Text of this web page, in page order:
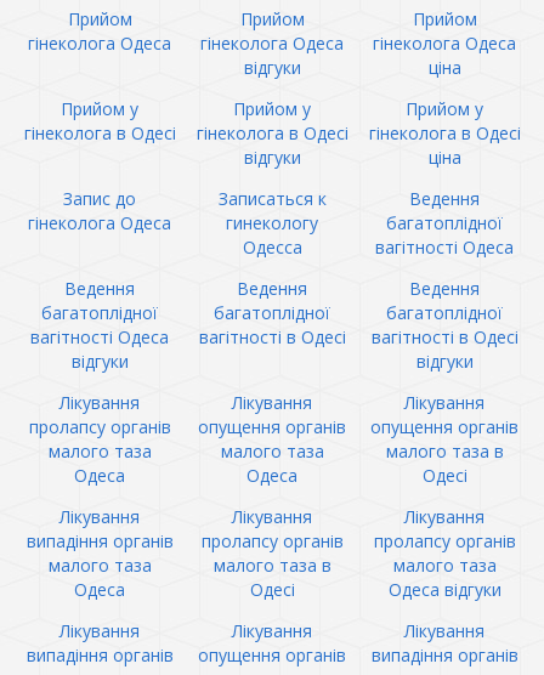
Прийом
гінеколога Одеса
Прийом
гінеколога Одеса
відгуки
Прийом
гінеколога Одеса
ціна
Прийом у
гінеколога в Одесі
Прийом у
гінеколога в Одесі
відгуки
Прийом у
гінеколога в Одесі
ціна
Запис до
гінеколога Одеса
Записаться к
гинекологу
Одесса
Ведення
багатоплідної
вагітності Одеса
Ведення
багатоплідної
вагітності Одеса
відгуки
Ведення
багатоплідної
вагітності в Одесі
Ведення
багатоплідної
вагітності в Одесі
відгуки
Лікування
пролапсу органів
малого таза
Одеса
Лікування
опущення органів
малого таза
Одеса
Лікування
опущення органів
малого таза в
Одесі
Лікування
випадіння органів
малого таза
Одеса
Лікування
пролапсу органів
малого таза в
Одесі
Лікування
пролапсу органів
малого таза
Одеса відгуки
Лікування
випадіння органів
Лікування
опущення органів
Лікування
випадіння органів